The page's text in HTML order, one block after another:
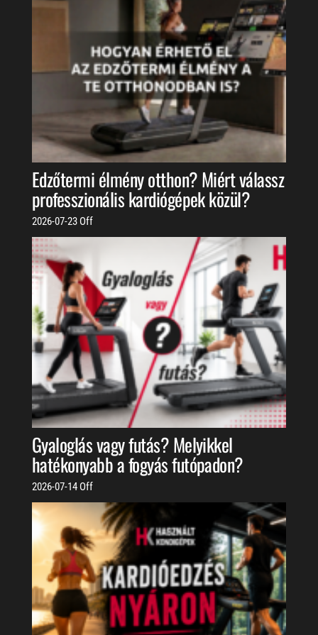
Edzőtermi élmény otthon? Miért válassz
professzionális kardiógépek közül?
2026-07-23 Off
Gyaloglás vagy futás? Melyikkel
hatékonyabb a fogyás futópadon?
2026-07-14 Off